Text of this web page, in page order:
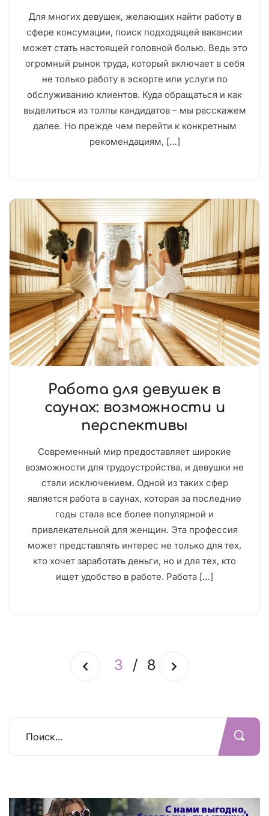
Для многих девушек, желающих найти работу в
сфере консумации, поиск подходящей вакансии
может стать настоящей головной болью. Ведь это
огромный рынок труда, который включает в себя
не только работу в эскорте или услуги по
обслуживанию клиентов. Куда обращаться и как
выделиться из толпы кандидатов – мы расскажем
далее. Но прежде чем перейти к конкретным
рекомендациям, […]
Работа для девушек в
саунах: возможности и
перспективы
Современный мир предоставляет широкие
возможности для трудоустройства, и девушки не
стали исключением. Одной из таких сфер
является работа в саунах, которая за последние
годы стала все более популярной и
привлекательной для женщин. Эта профессия
может представлять интерес не только для тех,
кто хочет заработать деньги, но и для тех, кто
ищет удобство в работе. Работа […]
3 / 8